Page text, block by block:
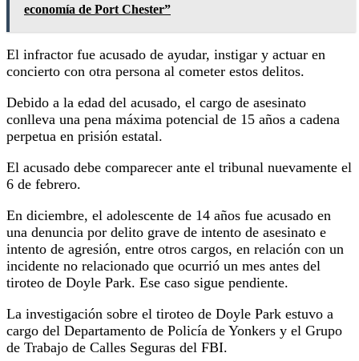
economía de Port Chester”
El infractor fue acusado de ayudar, instigar y actuar en
concierto con otra persona al cometer estos delitos.
Debido a la edad del acusado, el cargo de asesinato
conlleva una pena máxima potencial de 15 años a cadena
perpetua en prisión estatal.
El acusado debe comparecer ante el tribunal nuevamente el
6 de febrero.
En diciembre, el adolescente de 14 años fue acusado en
una denuncia por delito grave de intento de asesinato e
intento de agresión, entre otros cargos, en relación con un
incidente no relacionado que ocurrió un mes antes del
tiroteo de Doyle Park. Ese caso sigue pendiente.
La investigación sobre el tiroteo de Doyle Park estuvo a
cargo del Departamento de Policía de Yonkers y el Grupo
de Trabajo de Calles Seguras del FBI.